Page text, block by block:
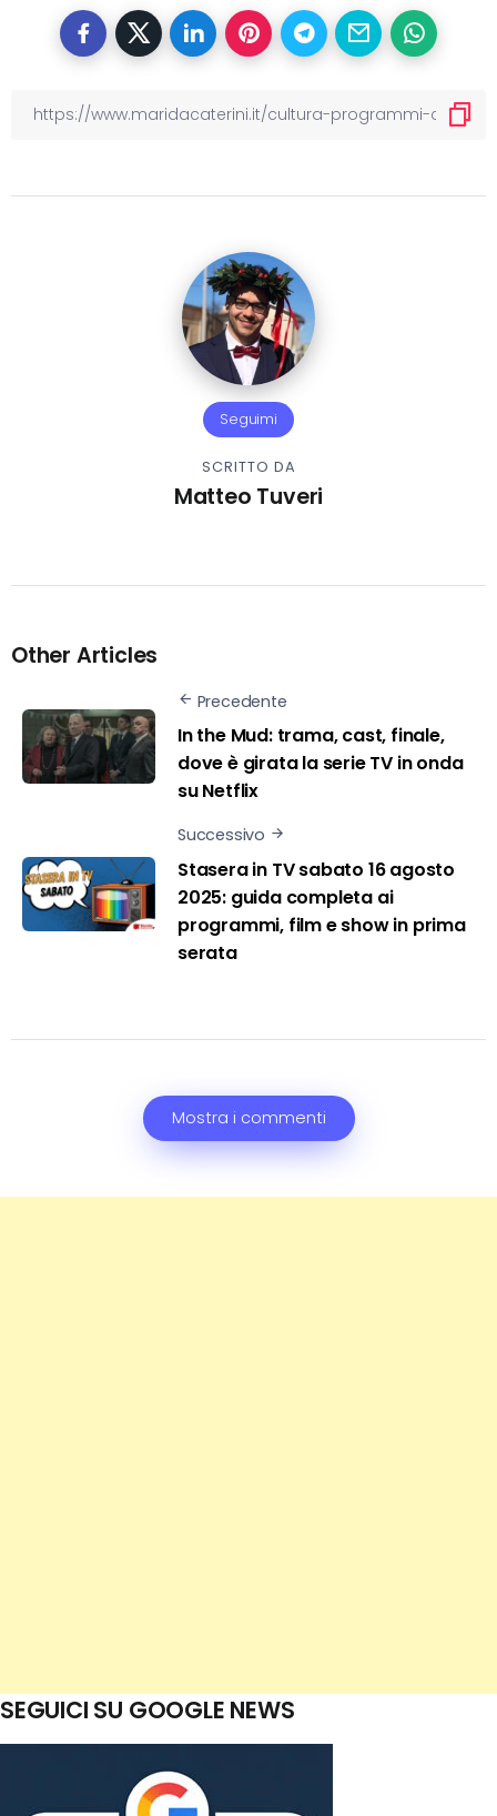
Seguimi
SCRITTO DA
Matteo Tuveri
Other Articles
Precedente
In the Mud: trama, cast, finale,
dove è girata la serie TV in onda
su Netflix
Successivo
Stasera in TV sabato 16 agosto
2025: guida completa ai
programmi, film e show in prima
serata
Mostra i commenti
SEGUICI SU GOOGLE NEWS